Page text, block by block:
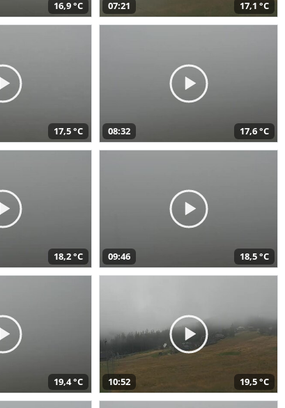
16,9 °C 07:21 17,1 °C
17,5 °C 08:32 17,6 °C
18,2 °C 09:46 18,5 °C
19,4 °C 10:52 19,5 °C